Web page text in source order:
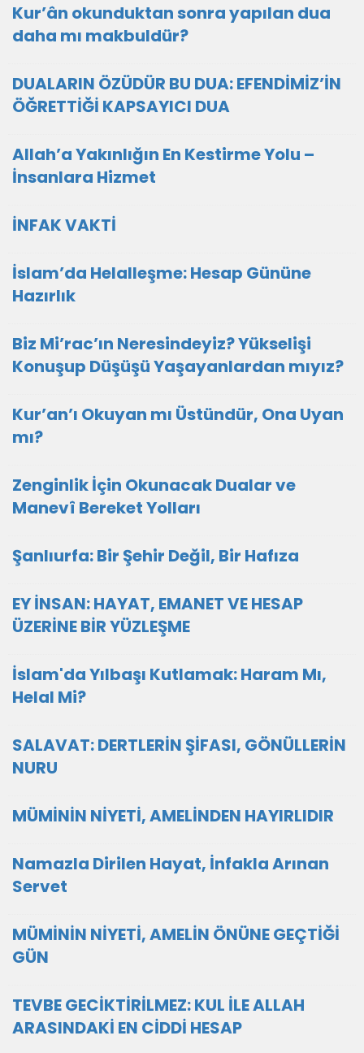
Kur’ân okunduktan sonra yapılan dua
daha mı makbuldür?
DUALARIN ÖZÜDÜR BU DUA: EFENDİMİZ’İN
ÖĞRETTİĞİ KAPSAYICI DUA
Allah’a Yakınlığın En Kestirme Yolu –
İnsanlara Hizmet
İNFAK VAKTİ
İslam’da Helalleşme: Hesap Gününe
Hazırlık
Biz Mi’rac’ın Neresindeyiz? Yükselişi
Konuşup Düşüşü Yaşayanlardan mıyız?
Kur’an’ı Okuyan mı Üstündür, Ona Uyan
mı?
Zenginlik İçin Okunacak Dualar ve
Manevî Bereket Yolları
Şanlıurfa: Bir Şehir Değil, Bir Hafıza
EY İNSAN: HAYAT, EMANET VE HESAP
ÜZERİNE BİR YÜZLEŞME
İslam'da Yılbaşı Kutlamak: Haram Mı,
Helal Mi?
SALAVAT: DERTLERİN ŞİFASI, GÖNÜLLERİN
NURU
MÜMİNİN NİYETİ, AMELİNDEN HAYIRLIDIR
Namazla Dirilen Hayat, İnfakla Arınan
Servet
MÜMİNİN NİYETİ, AMELİN ÖNÜNE GEÇTİĞİ
GÜN
TEVBE GECİKTİRİLMEZ: KUL İLE ALLAH
ARASINDAKİ EN CİDDİ HESAP